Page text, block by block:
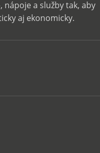
a služby tak, aby
aj ekonomicky.